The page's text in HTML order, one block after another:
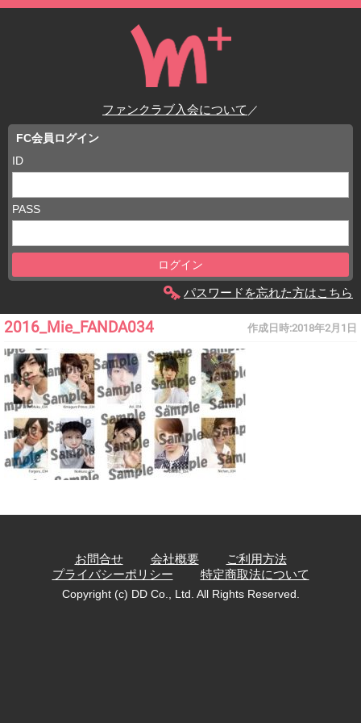
ファンクラブ入会について ／
FC会員ログイン
ID
PASS
パスワードを忘れた方はこちら
作成日時:2018年2月1日
2016_Mie_FANDA034
お問合せ 会社概要
ご利用方法
プライバシーポリシー
特定商取法について
Copyright (c) DD Co., Ltd. All Rights Reserved.